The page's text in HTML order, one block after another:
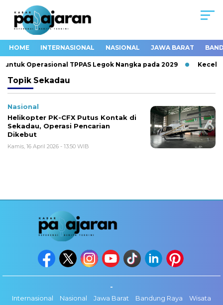
HOME INTERNASIONAL NASIONAL JAWA BARAT
Operasional TPPAS Legok Nangka pada 2029
Topik Sekadau
Nasional
Helikopter PK-CFX Putus Kontak di
Sekadau, Operasi Pencarian
Dikebut
Kamis, 16 April 2026 - 13:50 WIB
-
Internasional
Nasional Jawa Barat Bandung Raya
Wisata